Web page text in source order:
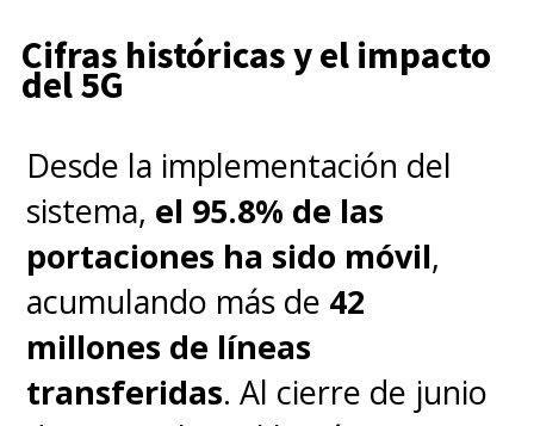
Preguntas Frecuentes (FAQ)
¿Es necesario cambiar mi
tarjeta SIM física?No, la eSIM
funciona de forma digital,
permitiéndote mantener tu
número local mientras usas los
datos de Global Connect.
Cifras históricas y el impacto
del 5G
Desde la implementación del
sistema, el 95.8% de las
portaciones ha sido móvil,
acumulando más de 42
millones de líneas
transferidas. Al cierre de junio